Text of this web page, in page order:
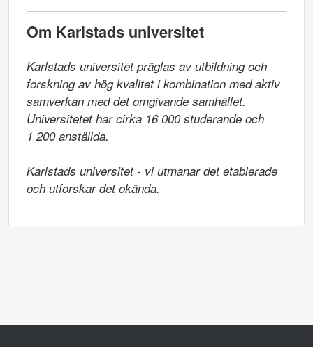
Om Karlstads universitet
Karlstads universitet präglas av utbildning och
forskning av hög kvalitet i kombination med aktiv
samverkan med det omgivande samhället.
Universitetet har cirka 16 000 studerande och
1 200 anställda.
Karlstads universitet - vi utmanar det etablerade
och utforskar det okända.